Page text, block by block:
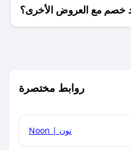
خصم مع العروض الأخرى؟
روابط مختصرة
Noon | نون